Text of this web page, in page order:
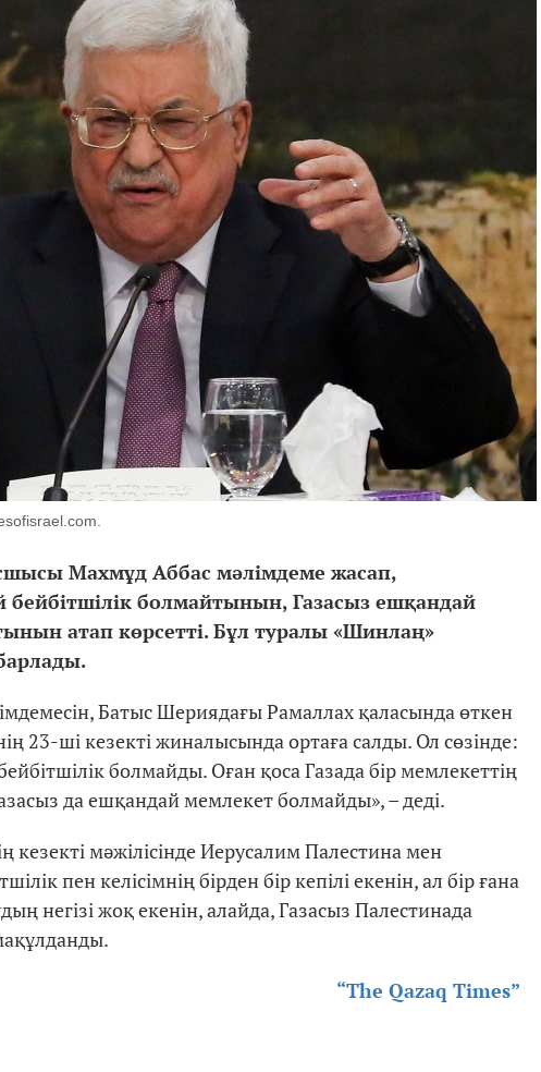
Махмұд Аббас мәлімдеме жасап,
болмайтынын, Газасыз ешқандай
атап көрсетті. Бұл туралы «Шинлаң»
Батыс Шериядағы Рамаллах қаласында өткен
23-ші кезекті жиналысында ортаға салды. Ол сөзінде:
болмайды. Оған қоса Газада бір мемлекеттің
да ешқандай мемлекет болмайды», – деді.
кезекті мәжілісінде Иерусалим Палестина мен
пен келісімнің бірден бір кепілі екенін, ал бір ғана
негізі жоқ екенін, алайда, Газасыз Палестинада
“The Qazaq Times”